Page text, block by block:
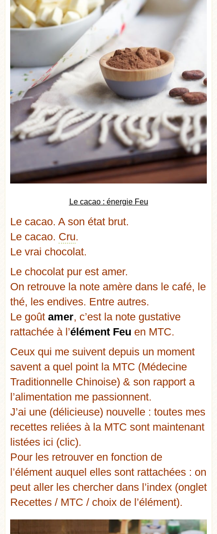
Le cacao : énergie Feu
Le cacao. A son état brut.
Le cacao. Cru.
Le vrai chocolat.
Le chocolat pur est amer.
On retrouve la note amère dans le café, le
thé, les endives. Entre autres.
Le goût amer, c’est la note gustative
rattachée à l’élément Feu en MTC.
Ceux qui me suivent depuis un moment
savent a quel point la MTC (Médecine
Traditionnelle Chinoise) & son rapport a
l’alimentation me passionnent.
J’ai une (délicieuse) nouvelle : toutes mes
recettes reliées à la MTC sont maintenant
listées ici (clic).
Pour les retrouver en fonction de
l’élément auquel elles sont rattachées : on
peut aller les chercher dans l’index (onglet
Recettes / MTC / choix de l’élément).